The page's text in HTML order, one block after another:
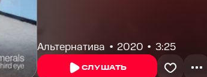
Альтернатива 2020 3:25
СЛУШАТЬ